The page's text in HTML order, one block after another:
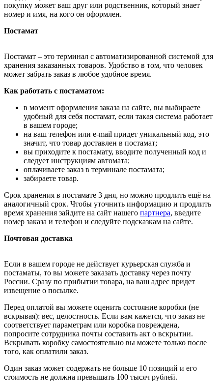
покупку может ваш друг или родственник, который знает
номер и имя, на кого он оформлен.
Постамат
Постамат – это терминал с автоматизированной системой для
хранения заказанных товаров. Удобство в том, что человек
может забрать заказ в любое удобное время.
Как работать с постаматом:
в момент оформления заказа на сайте, вы выбираете
удобный для себя постамат, если такая система работает
в вашем городе;
на ваш телефон или e-mail придет уникальный код, это
значит, что товар доставлен в постамат;
вы приходите к постамату, вводите полученный код и
следует инструкциям автомата;
оплачиваете заказ в терминале постамата;
забираете товар.
Срок хранения в постамате 3 дня, но можно продлить ещё на
аналогичный срок. Чтобы уточнить информацию и продлить
время хранения зайдите на сайт нашего партнера, введите
номер заказа и телефон и следуйте подсказкам на сайте.
Почтовая доставка
Если в вашем городе не действует курьерская служба и
постаматы, то вы можете заказать доставку через почту
России. Сразу по прибытии товара, на ваш адрес придет
извещение о посылке.
Перед оплатой вы можете оценить состояние коробки (не
вскрывая): вес, целостность. Если вам кажется, что заказ не
соответствует параметрам или коробка повреждена,
попросите сотрудника почты составить акт о вскрытии.
Вскрывать коробку самостоятельно вы можете только после
того, как оплатили заказ.
Один заказ может содержать не больше 10 позиций и его
стоимость не должна превышать 100 тысяч рублей.